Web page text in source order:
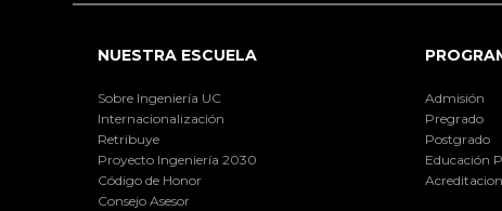
NUESTRA ESCUELA
Sobre Ingeniería UC
Internacionalización
Retribuye
Proyecto Ingeniería 2030
Código de Honor
Consejo Asesor
Admisión
Pregrado
Postgrado
Educación